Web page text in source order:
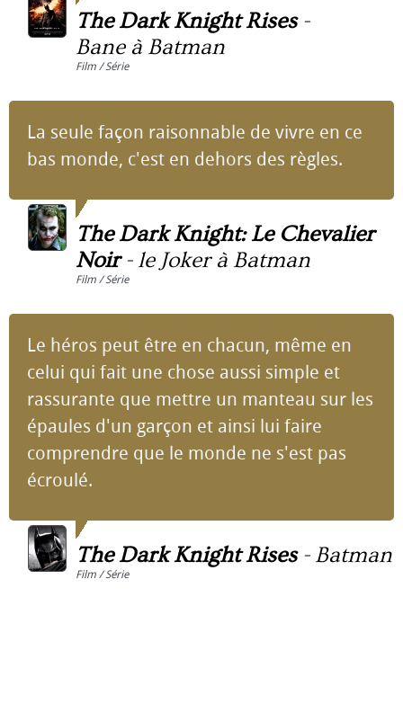
The Dark Knight Rises-
Bane à Batman
Film / Série
La seule façon raisonnable de vivre en ce
bas monde, c'est en dehors des règles.
The Dark Knight: Le Chevalier
Noir-le Joker à Batman
Film / Série
Le héros peut être en chacun, même en
celui qui fait une chose aussi simple et
rassurante que mettre un manteau sur les
épaules d'un garçon et ainsi lui faire
comprendre que le monde ne s'est pas
écroulé.
The Dark Knight Rises- Batman
Film / Série